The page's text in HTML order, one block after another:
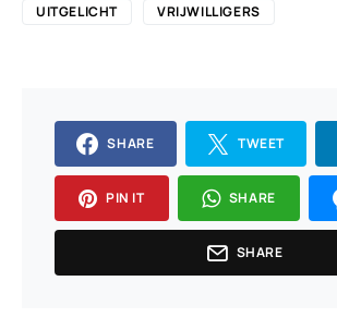
UITGELICHT VRIJWILLIGERS
SHARE TWEET
PIN IT SHARE
SHARE